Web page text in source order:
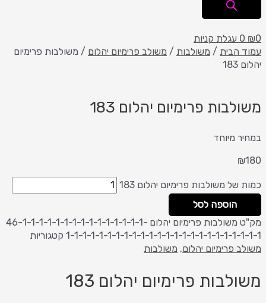
₪0
0 עגלת קניות
עמוד הבית / משולבות / משולב פרימיום יהלום / משולבות פרימיום
יהלום 183
משולבות פרימיום יהלום 183
במחיר מיוחד
₪180
כמות של משולבות פרימיום יהלום 183
הוספה לסל
מק"ט
משולבות פרימיום יהלום 46-1-1-1-1-1-1-1-1-1-1-1-1-1-1-1-
1-1-1-1-1-1-1-1-1-1-1-1-1-1-1-1-1-1-1-1-1-1-1-1 קטגוריות
משולב פרימיום יהלום, משולבות
משולבות פרימיום יהלום 183